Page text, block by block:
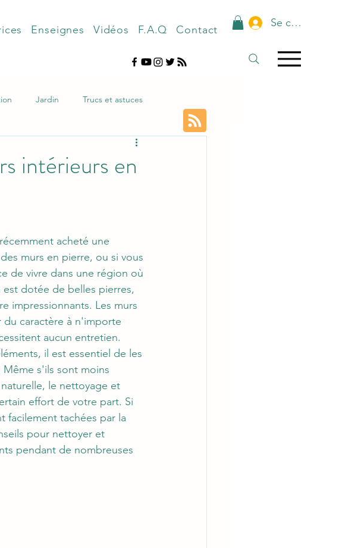
Enseignes Vidéos F.A.Q Contact
Se connecter
Jardin Trucs et astuces
intérieurs en
acheté une
murs en pierre, ou si vous
de vivre dans une région où
est dotée de belles pierres,
impressionnants. Les murs
caractère à n'importe
aucun entretien.
il est essentiel de les
s'ils sont moins
le nettoyage et
effort de votre part. Si
facilement tachées par la
pour nettoyer et
pendant de nombreuses